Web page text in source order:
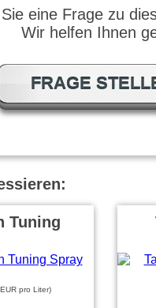
eine Frage zu
Wir helfen Ihnen
FRAGE
Tuning
pro Liter)